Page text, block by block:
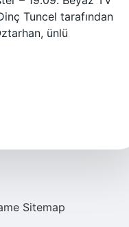
Tuncel tarafından
ünlü
Sitemap